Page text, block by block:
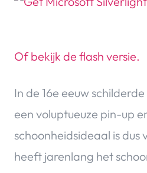
Of bekijk de flash versie.
In de 16e eeuw
een voluptueuze pin-up
schoonheidsideaal is
heeft jarenlang het